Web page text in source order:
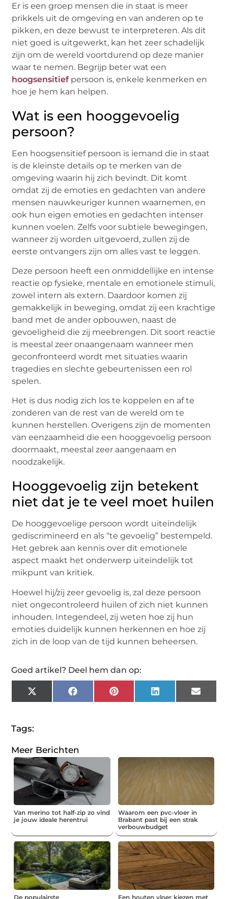
Er is een groep mensen die in staat is meer
prikkels uit de omgeving en van anderen op te
pikken, en deze bewust te interpreteren. Als dit
niet goed is uitgewerkt, kan het zeer schadelijk
zijn om de wereld voortdurend op deze manier
waar te nemen. Begrijp beter wat een
hoogsensitiefpersoon is, enkele kenmerken en
hoe je hem kan helpen.
Wat is een hooggevoelig
persoon?
Een hoogsensitief persoon is iemand die in staat
is de kleinste details op te merken van de
omgeving waarin hij zich bevindt. Dit komt
omdat zij de emoties en gedachten van andere
mensen nauwkeuriger kunnen waarnemen, en
ook hun eigen emoties en gedachten intenser
kunnen voelen. Zelfs voor subtiele bewegingen,
wanneer zij worden uitgevoerd, zullen zij de
eerste ontvangers zijn om alles vast te leggen.
Deze persoon heeft een onmiddellijke en intense
reactie op fysieke, mentale en emotionele stimuli,
zowel intern als extern. Daardoor komen zij
gemakkelijk in beweging, omdat zij een krachtige
band met de ander opbouwen, naast de
gevoeligheid die zij meebrengen. Dit soort reactie
is meestal zeer onaangenaam wanneer men
geconfronteerd wordt met situaties waarin
tragedies en slechte gebeurtenissen een rol
spelen.
Het is dus nodig zich los te koppelen en af te
zonderen van de rest van de wereld om te
kunnen herstellen. Overigens zijn de momenten
van eenzaamheid die een hooggevoelig persoon
doormaakt, meestal zeer aangenaam en
noodzakelijk.
Hooggevoelig zijn betekent
niet dat je te veel moet huilen
De hooggevoelige persoon wordt uiteindelijk
gediscrimineerd en als “te gevoelig” bestempeld.
Het gebrek aan kennis over dit emotionele
aspect maakt het onderwerp uiteindelijk tot
mikpunt van kritiek.
Hoewel hij/zij zeer gevoelig is, zal deze persoon
niet ongecontroleerd huilen of zich niet kunnen
inhouden. Integendeel, zij weten hoe zij hun
emoties duidelijk kunnen herkennen en hoe zij
zich in de loop van de tijd kunnen beheersen.
Goed artikel? Deel hem dan op:
X
(Twitter)
FacebookPinterestLinkedInEmail
Tags:
Meer Berichten
Van merino tot half-zip zo vind
je jouw ideale herentrui
Waarom een pvc-vloer in
Brabant past bij een strak
verbouwbudget
De populairste Een houten vloer kiezen met